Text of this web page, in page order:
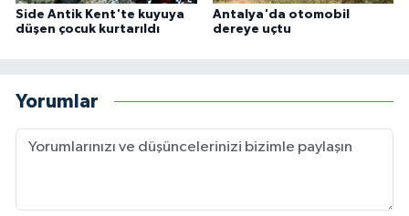
Side Antik Kent'te kuyuya
düşen çocuk kurtarıldı
Antalya'da otomobil
dereye uçtu
Yorumlar